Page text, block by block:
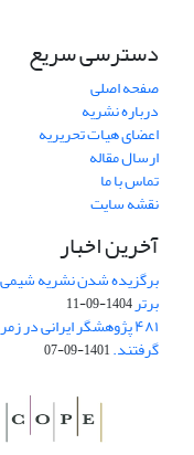
دسترسی سریع
صفحه اصلی
درباره نشریه
اعضای هیات تحریریه
ارسال مقاله
تماس با ما
نقشه سایت
آخرین اخبار
برگزیده شدن نشریه شیمی
برتر1404-09-11
۴۸۱ پژوهشگر ایرانی
گرفتند.1401-09-07